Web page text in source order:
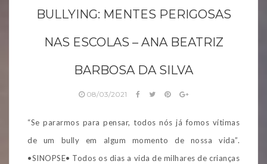
BULLYING: MENTES PERIGOSAS
NAS ESCOLAS – ANA BEATRIZ
BARBOSA DA SILVA
08/03/2021
“Se pararmos para pensar, todos nós já fomos vítimas
de um bully em algum momento de nossa vida”.
•SINOPSE• Todos os dias a vida de milhares de crianças